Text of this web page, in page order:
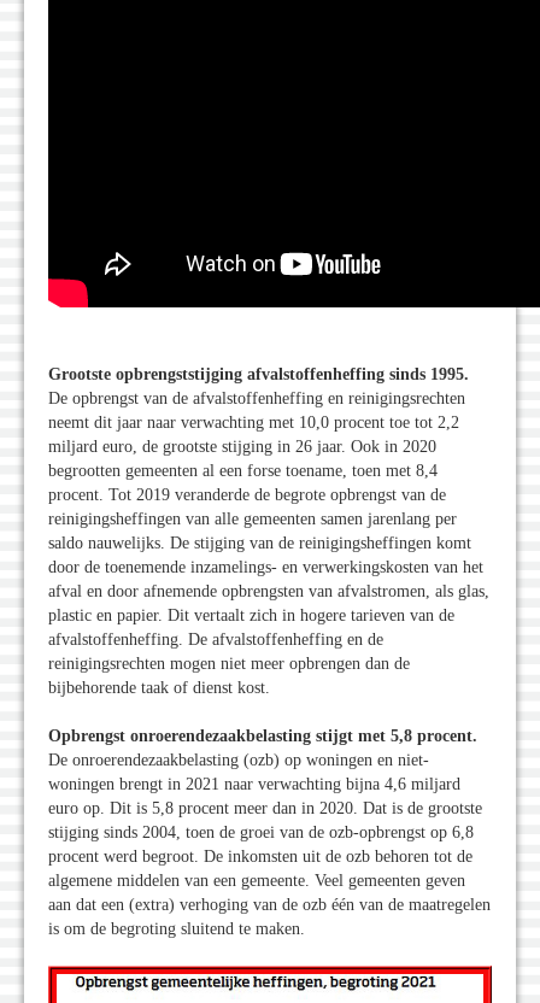
Grootste opbrengststijging afvalstoffenheffing sinds 1995.
De opbrengst van de afvalstoffenheffing en reinigingsrechten
neemt dit jaar naar verwachting met 10,0 procent toe tot 2,2
miljard euro, de grootste stijging in 26 jaar. Ook in 2020
begrootten gemeenten al een forse toename, toen met 8,4
procent. Tot 2019 veranderde de begrote opbrengst van de
reinigingsheffingen van alle gemeenten samen jarenlang per
saldo nauwelijks. De stijging van de reinigingsheffingen komt
door de toenemende inzamelings- en verwerkingskosten van het
afval en door afnemende opbrengsten van afvalstromen, als glas,
plastic en papier. Dit vertaalt zich in hogere tarieven van de
afvalstoffenheffing. De afvalstoffenheffing en de
reinigingsrechten mogen niet meer opbrengen dan de
bijbehorende taak of dienst kost.
Opbrengst onroerendezaakbelasting stijgt met 5,8 procent.
De onroerendezaakbelasting (ozb) op woningen en niet-
woningen brengt in 2021 naar verwachting bijna 4,6 miljard
euro op. Dit is 5,8 procent meer dan in 2020. Dat is de grootste
stijging sinds 2004, toen de groei van de ozb-opbrengst op 6,8
procent werd begroot. De inkomsten uit de ozb behoren tot de
algemene middelen van een gemeente. Veel gemeenten geven
aan dat een (extra) verhoging van de ozb één van de maatregelen
is om de begroting sluitend te maken.